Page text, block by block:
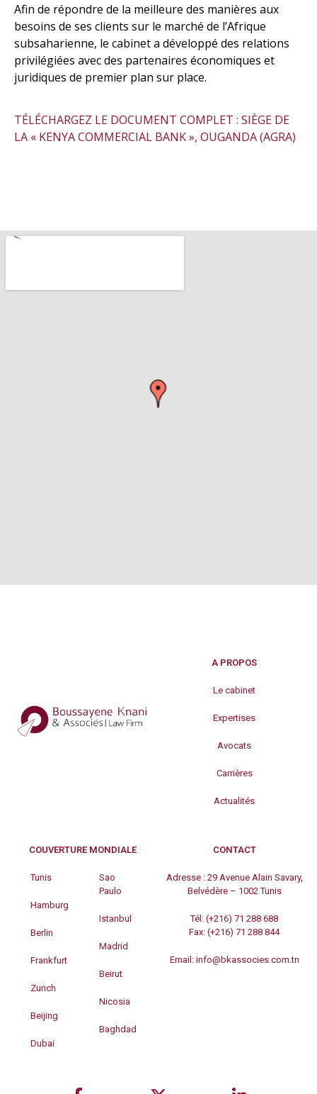
Afin de répondre de la meilleure des manières aux
besoins de ses clients sur le marché de l’Afrique
subsaharienne, le cabinet a développé des relations
privilégiées avec des partenaires économiques et
juridiques de premier plan sur place.
TÉLÉCHARGEZ LE DOCUMENT COMPLET : SIÈGE DE
LA « KENYA COMMERCIAL BANK », OUGANDA (AGRA)
A PROPOS
Le cabinet
Expertises
Avocats
Carrières
Actualités
COUVERTURE MONDIALE
Tunis
Hamburg
Berlin
Frankfurt
Zurich
Beijing
Dubai
Sao
Paulo
Istanbul
Madrid
Beirut
Nicosia
Baghdad
CONTACT
Adresse : 29 Avenue Alain Savary,
Belvédère – 1002 Tunis
Tél: (+216) 71 288 688
Fax: (+216) 71 288 844
Email: info@bkassocies.com.tn